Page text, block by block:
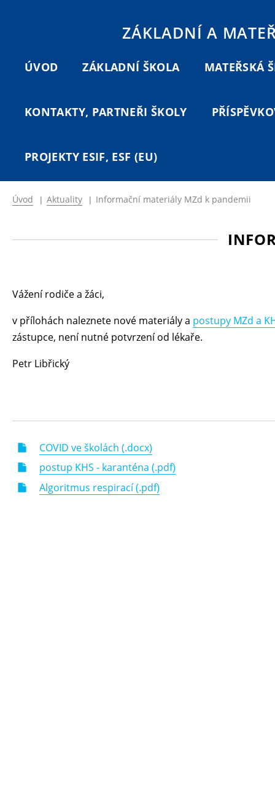
ZÁKLADNÍ A
ÚVOD ZÁKLADNÍ ŠKOLA MATEŘSKÁ
KONTAKTY, PARTNEŘI ŠKOLY
PROJEKTY ESIF, ESF (EU)
Úvod | Aktuality | Informační materiály MZd k pandemii
Vážení rodiče a žáci,
v přílohách naleznete nové materiály a postupy MZd a
zástupce, není nutné potvrzení od lékaře.
Petr Libřický
COVID ve školách (.docx)
postup KHS - karanténa (.pdf)
Algoritmus respirací (.pdf)